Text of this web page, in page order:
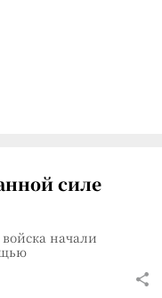
силе
начали